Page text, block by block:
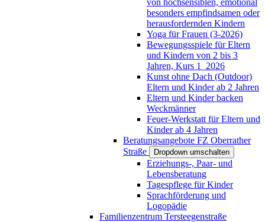
besonders empfindsamen oder
herausfordernden Kindern
Yoga für Frauen (3-2026)
Bewegungsspiele für Eltern
und Kindern von 2 bis 3
Jahren, Kurs 1_2026
Kunst ohne Dach (Outdoor)
Eltern und Kinder ab 2 Jahren
Eltern und Kinder backen
Weckmänner
Feuer-Werkstatt für Eltern und
Kinder ab 4 Jahren
Beratungsangebote FZ Oberrather
Straße
Dropdown umschalten
Erziehungs-, Paar- und
Lebensberatung
Tagespflege für Kinder
Sprachförderung und
Logopädie
Familienzentrum Tersteegenstraße